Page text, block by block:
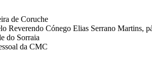
de Coruche
Reverendo Cónego Elias Serrano Martins,
do Sorraia
da CMC